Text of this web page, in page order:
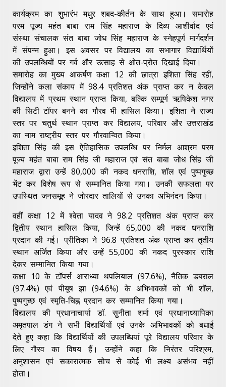
कार्यक्रम का शुभारंभ मधुर शबद-कीर्तन के साथ हुआ। समारोह
परम पूज्य महंत बाबा राम सिंह महाराज के दिव्य आशीर्वाद एवं
संस्था संचालक संत बाबा जोध सिंह महाराज के स्नेहपूर्ण मार्गदर्शन
में संपन्न हुआ। इस अवसर पर विद्यालय का सभागार विद्यार्थियों
की उपलब्धियों पर गर्व और उत्साह से ओत-प्रोत दिखाई दिया।
समारोह का मुख्य आकर्षण कक्षा 12 की छात्रा इशिता सिंह रहीं,
जिन्होंने कला संकाय में 98.4 प्रतिशत अंक प्राप्त कर न केवल
विद्यालय में प्रथम स्थान प्राप्त किया, बल्कि सम्पूर्ण ऋषिकेश नगर
की सिटी टॉपर बनने का गौरव भी हासिल किया। इशिता ने राज्य
स्तर पर चतुर्थ स्थान प्राप्त कर विद्यालय, परिवार और उत्तराखंड
का नाम राष्ट्रीय स्तर पर गौरवान्वित किया।
इशिता सिंह की इस ऐतिहासिक उपलब्धि पर निर्मल आश्रम परम
पूज्य महंत बाबा राम सिंह जी महाराज एवं संत बाबा जोध सिंह जी
महाराज द्वारा उन्हें 80,000 की नकद धनराशि, शॉल एवं पुष्पगुच्छ
भेंट कर विशेष रूप से सम्मानित किया गया। उनकी सफलता पर
उपस्थित जनसमूह ने जोरदार तालियों से उनका अभिनंदन किया।
वहीं कक्षा 12 में श्वेता यादव ने 98.2 प्रतिशत अंक प्राप्त कर
द्वितीय स्थान हासिल किया, जिन्हें 65,000 की नकद धनराशि
प्रदान की गई। प्रीतिका ने 96.8 प्रतिशत अंक प्राप्त कर तृतीय
स्थान अर्जित किया और उन्हें 55,000 की नकद पुरस्कार राशि
देकर सम्मानित किया गया।
कक्षा 10 के टॉपर्स आराध्या थपलियाल (97.6%), नैतिक डबराल
(97.4%) एवं पीयूष झा (94.6%) के अभिभावकों को भी शॉल,
पुष्पगुच्छ एवं स्मृति-चिह्न प्रदान कर सम्मानित किया गया।
विद्यालय की प्रधानाचार्या डॉ. सुनीता शर्मा एवं प्रधानाध्यापिका
अमृतपाल डंग ने सभी विद्यार्थियों एवं उनके अभिभावकों को बधाई
देते हुए कहा कि विद्यार्थियों की उपलब्धियां पूरे विद्यालय परिवार के
लिए गौरव का विषय हैं। उन्होंने कहा कि निरंतर परिश्रम,
अनुशासन एवं सकारात्मक सोच से कोई भी लक्ष्य असंभव नहीं
होता।